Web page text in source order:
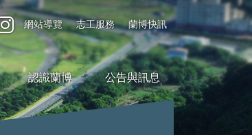
蘭博快訊
志工服務
網站導覽
認識蘭博 公告與訊息